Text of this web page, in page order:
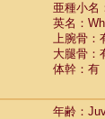
亜種小名
英名：
上腕骨：
大腿骨：
体幹：有
年齢：